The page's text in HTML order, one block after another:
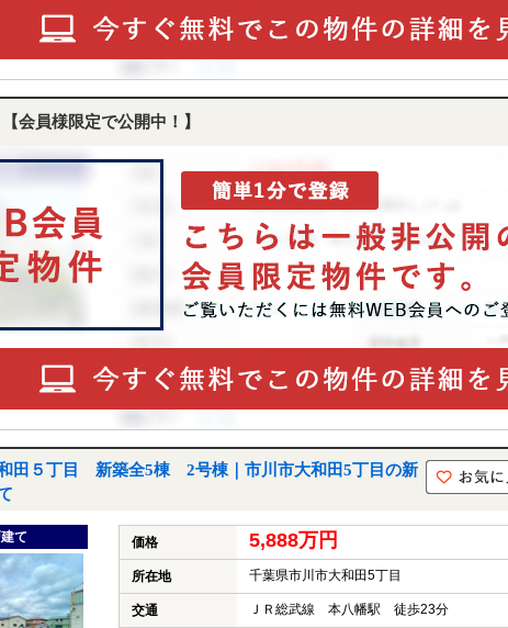
【会員様限定で公開中！】
田５丁目 新築全5棟 2号棟｜市川市大和田5丁目の新
て 価格 5,888万円
所在地 千葉県市川市大和田5丁目
交通 ＪＲ総武線 本八幡駅 徒歩23分